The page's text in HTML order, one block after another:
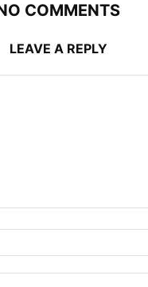
COMMENTS
LEAVE A REPLY